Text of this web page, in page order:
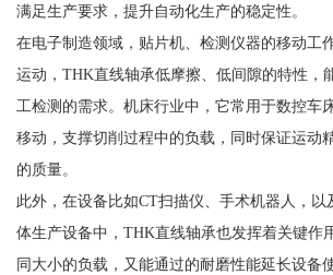
满足生产要求，提升自动化生产的稳定性。
在电子制造领域，贴片机、检测仪器的移动工
运动，THK直线轴承低摩擦、低间隙的特性，
工检测的需求。机床行业中，它常用于数控车
移动，支撑切削过程中的负载，同时保证运动
的质量。
此外，在设备比如CT扫描仪、手术机器人，以
体生产设备中，THK直线轴承也发挥着关键作
同大小的负载，又能通过的耐磨性能延长设备